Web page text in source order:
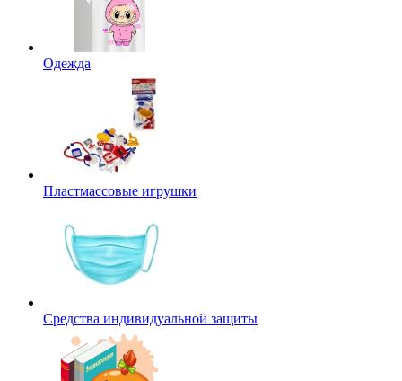
Одежда
Пластмассовые игрушки
Средства индивидуальной защиты